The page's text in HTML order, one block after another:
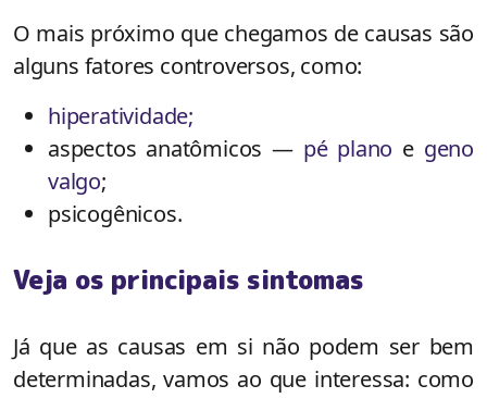
O mais próximo que chegamos de causas são
alguns fatores controversos, como:
hiperatividade;
aspectos anatômicos — pé plano e geno
valgo;
psicogênicos.
Veja os principais sintomas
Já que as causas em si não podem ser bem
determinadas, vamos ao que interessa: como